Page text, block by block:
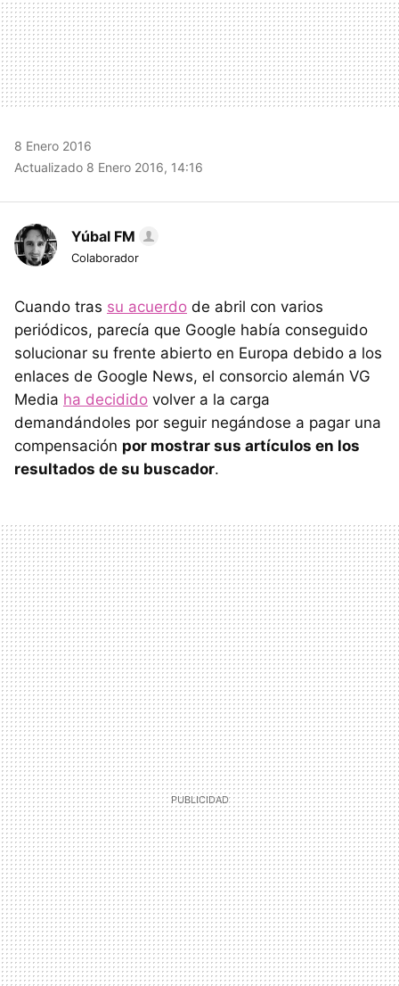
8 Enero 2016
Actualizado 8 Enero 2016, 14:16
Yúbal FM
Colaborador
Cuando tras su acuerdo de abril con varios
periódicos, parecía que Google había conseguido
solucionar su frente abierto en Europa debido a los
enlaces de Google News, el consorcio alemán VG
Media ha decidido volver a la carga
demandándoles por seguir negándose a pagar una
compensación por mostrar sus artículos en los
resultados de su buscador.